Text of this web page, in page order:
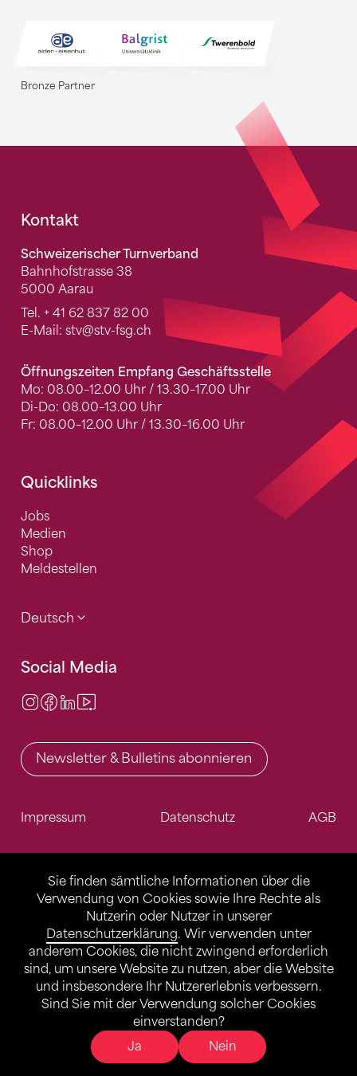
Sie finden sämtliche Informationen über die
Verwendung von Cookies sowie Ihre Rechte als
Nutzerin oder Nutzer in unserer
Datenschutzerklärung. Wir verwenden unter
anderem Cookies, die nicht zwingend erforderlich
sind, um unsere Website zu nutzen, aber die Website
und insbesondere Ihr Nutzererlebnis verbessern.
Sind Sie mit der Verwendung solcher Cookies
einverstanden?
Ja
Nein
Bronze Partner
Fusszeile
Kontakt
Schweizerischer Turnverband
Bahnhofstrasse 38
5000 Aarau
Tel. + 41 62 837 82 00
E-Mail: stv@stv-fsg.ch
Öffnungszeiten Empfang Geschäftsstelle
Mo: 08.00–12.00 Uhr / 13.30–17.00 Uhr
Di-Do: 08.00–13.00 Uhr
Fr: 08.00–12.00 Uhr / 13.30–16.00 Uhr
Quicklinks
Jobs
Medien
Shop
Meldestellen
Deutsch
Social Media
Instagram
Facebook
LinkedIn
Newsletter & Bulletins abonnieren
Impressum Datenschutz AGB